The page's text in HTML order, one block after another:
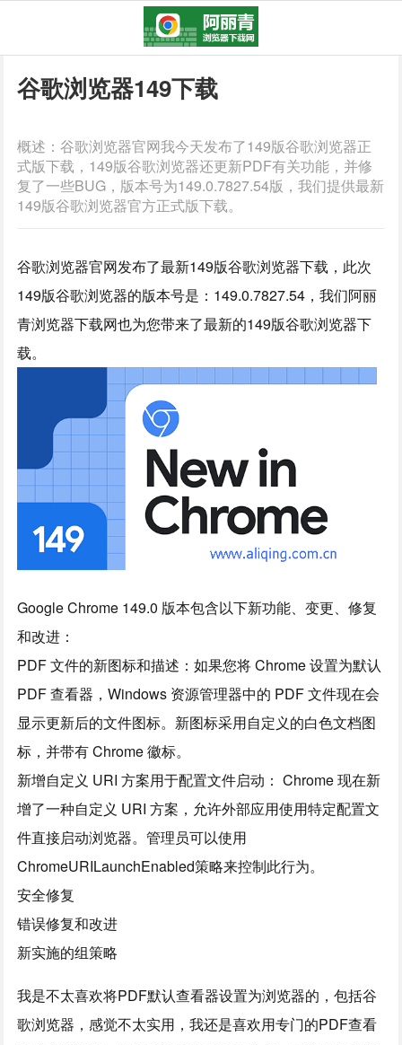
谷歌浏览器149下载
概述：谷歌浏览器官网我今天发布了149版谷歌浏览器正
式版下载，149版谷歌浏览器还更新PDF有关功能，并修
复了一些BUG，版本号为149.0.7827.54版，我们提供最新
149版谷歌浏览器官方正式版下载。
谷歌浏览器官网发布了最新149版谷歌浏览器下载，此次
149版谷歌浏览器的版本号是：149.0.7827.54，我们阿丽
青浏览器下载网也为您带来了最新的149版谷歌浏览器下
载。
Google Chrome 149.0 版本包含以下新功能、变更、修复
和改进：
PDF 文件的新图标和描述：如果您将 Chrome 设置为默认
PDF 查看器，Windows 资源管理器中的 PDF 文件现在会
显示更新后的文件图标。新图标采用自定义的白色文档图
标，并带有 Chrome 徽标。
新增自定义 URI 方案用于配置文件启动： Chrome 现在新
增了一种自定义 URI 方案，允许外部应用使用特定配置文
件直接启动浏览器。管理员可以使用
ChromeURILaunchEnabled策略来控制此行为。
安全修复
错误修复和改进
新实施的组策略
我是不太喜欢将PDF默认查看器设置为浏览器的，包括谷
歌浏览器，感觉不太实用，我还是喜欢用专门的PDF查看